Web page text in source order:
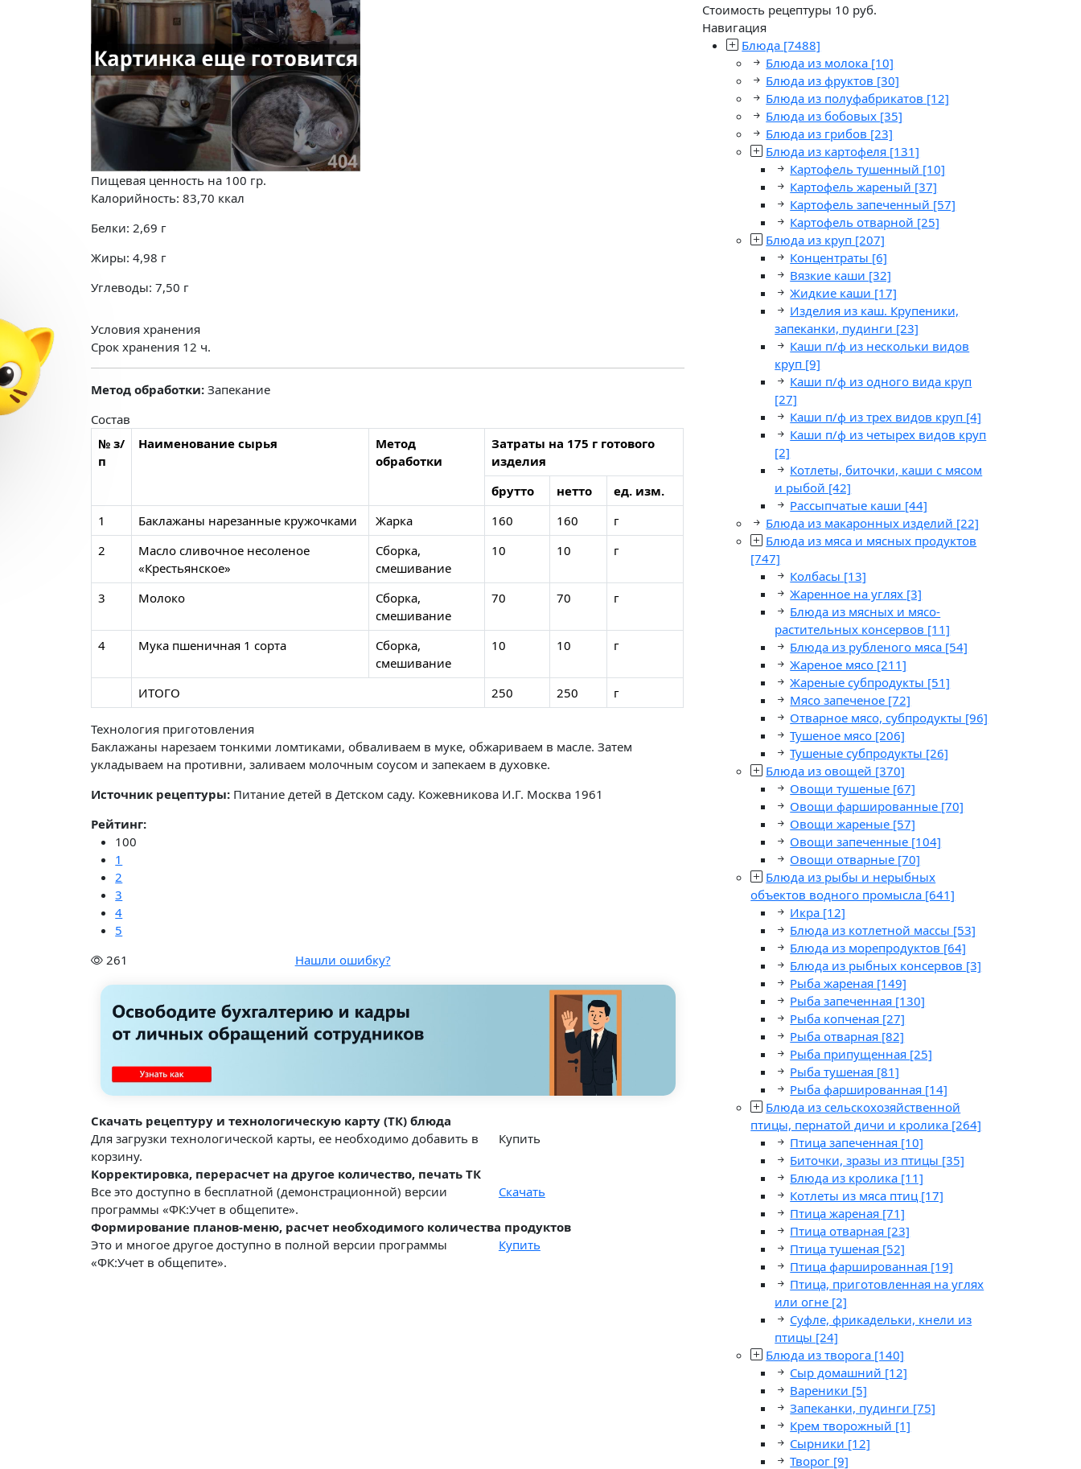
Стоимость рецептуры 10 руб.
Навигация
Блюда [7488]
Блюда из молока [10]
Блюда из фруктов [30]
Блюда из полуфабрикатов [12]
Блюда из бобовых [35]
Блюда из грибов [23]
Блюда из картофеля [131]
Картофель тушенный [10]
Картофель жареный [37]
Картофель запеченный [57]
Картофель отварной [25]
Блюда из круп [207]
Концентраты [6]
Вязкие каши [32]
Жидкие каши [17]
Изделия из каш. Крупеники,
запеканки, пудинги [23]
Каши п/ф из нескольки видов
круп [9]
Каши п/ф из одного вида круп
[27]
Каши п/ф из трех видов круп [4]
Каши п/ф из четырех видов круп
[2]
Котлеты, биточки, каши с мясом
и рыбой [42]
Рассыпчатые каши [44]
Блюда из макаронных изделий [22]
Блюда из мяса и мясных продуктов
[747]
Колбасы [13]
Жаренное на углях [3]
Блюда из мясных и мясо-
растительных консервов [11]
Блюда из рубленого мяса [54]
Жареное мясо [211]
Жареные субпродукты [51]
Мясо запеченое [72]
Отварное мясо, субпродукты [96]
Тушеное мясо [206]
Тушеные субпродукты [26]
Блюда из овощей [370]
Овощи тушеные [67]
Овощи фаршированные [70]
Овощи жареные [57]
Овощи запеченные [104]
Овощи отварные [70]
Блюда из рыбы и нерыбных
объектов водного промысла [641]
Икра [12]
Блюда из котлетной массы [53]
Блюда из морепродуктов [64]
Блюда из рыбных консервов [3]
Рыба жареная [149]
Рыба запеченная [130]
Рыба копченая [27]
Рыба отварная [82]
Рыба припущенная [25]
Рыба тушеная [81]
Рыба фаршированная [14]
Блюда из сельскохозяйственной
птицы, пернатой дичи и кролика [264]
Птица запеченная [10]
Биточки, зразы из птицы [35]
Блюда из кролика [11]
Котлеты из мяса птиц [17]
Птица жареная [71]
Птица отварная [23]
Птица тушеная [52]
Птица фаршированная [19]
Птица, приготовленная на углях
или огне [2]
Суфле, фрикадельки, кнели из
птицы [24]
Блюда из творога [140]
Сыр домашний [12]
Вареники [5]
Запеканки, пудинги [75]
Крем творожный [1]
Сырники [12]
Творог [9]
Пищевая ценность на 100 гр.
Калорийность: 83,70 ккал
Белки: 2,69 г
Жиры: 4,98 г
Углеводы: 7,50 г
Условия хранения
Срок хранения 12 ч.
Метод обработки: Запекание
Состав
№ з/
п
Наименование сырья
Метод
обработки
Затраты на 175 г готового
изделия
брутто
нетто
ед. изм.
1
Баклажаны нарезанные кружочками Жарка 160 160
г
2
Масло сливочное несоленое
«Крестьянское»
Сборка,
смешивание
10 10 г
3 Молоко
Сборка,
смешивание
70 70 г
4 Мука пшеничная 1 сорта
Сборка,
смешивание
10 10 г
ИТОГО 250 250 г
Технология приготовления
Баклажаны нарезаем тонкими ломтиками, обваливаем в муке, обжариваем в масле. Затем
укладываем на противни, заливаем молочным соусом и запекаем в духовке.
Источник рецептуры: Питание детей в Детском саду. Кожевникова И.Г. Москва 1961
Рейтинг:
100
1
2
3
4
5
261
Нашли ошибку?
Скачать рецептуру и технологическую карту (ТК) блюда
Для загрузки технологической карты, ее необходимо добавить в
корзину.
Купить
Корректировка, перерасчет на другое количество, печать ТК
Все это доступно в бесплатной (демонстрационной) версии
программы «ФК:Учет в общепите».
Скачать
Формирование планов-меню, расчет необходимого количества продуктов
Это и многое другое доступно в полной версии программы
«ФК:Учет в общепите».
Купить